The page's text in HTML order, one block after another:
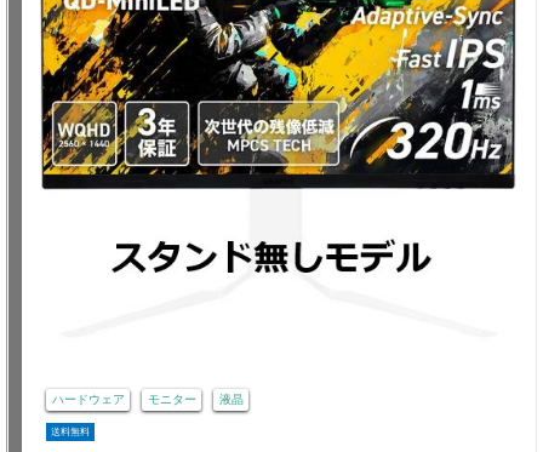
ハードウェア モニター 液晶
送料無料